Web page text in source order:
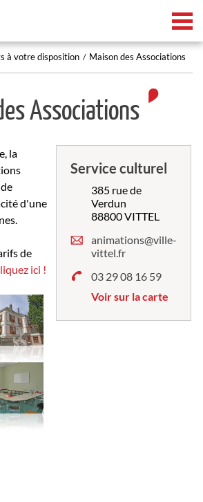
à votre disposition Maison des Associations
Associations
la
d'une
de
ici !
Service culturel
385 rue de
Verdun
88800 VITTEL
animations@ville-
vittel.fr
03 29 08 16 59
Voir sur la carte